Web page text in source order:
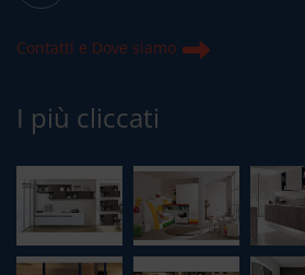
Contatti e Dove siamo
I più cliccati